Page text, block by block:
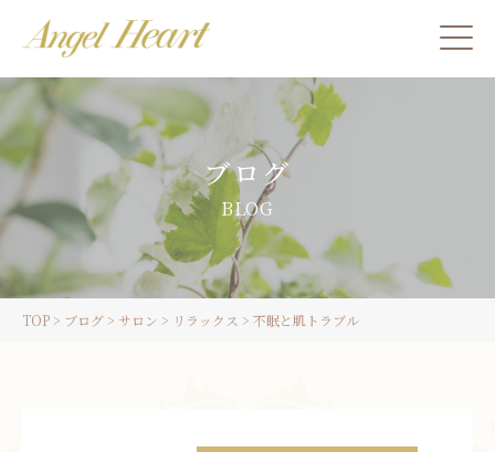
施術をご希望の方
カウンセリングをご希望の方へ
スクール受講生の方へ
ブログ
BLOG
TOP> ブログ> サロン > リラックス > 不眠と肌トラブル